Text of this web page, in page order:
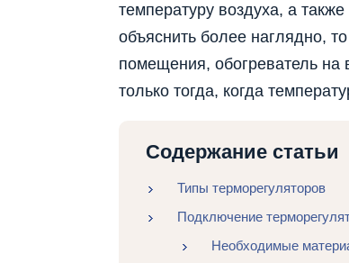
температуру воздуха, а
объяснить более наглядно,
помещения, обогреватель на
только тогда, когда
Содержание статьи
Типы терморегуляторов
Подключение
Необходимые